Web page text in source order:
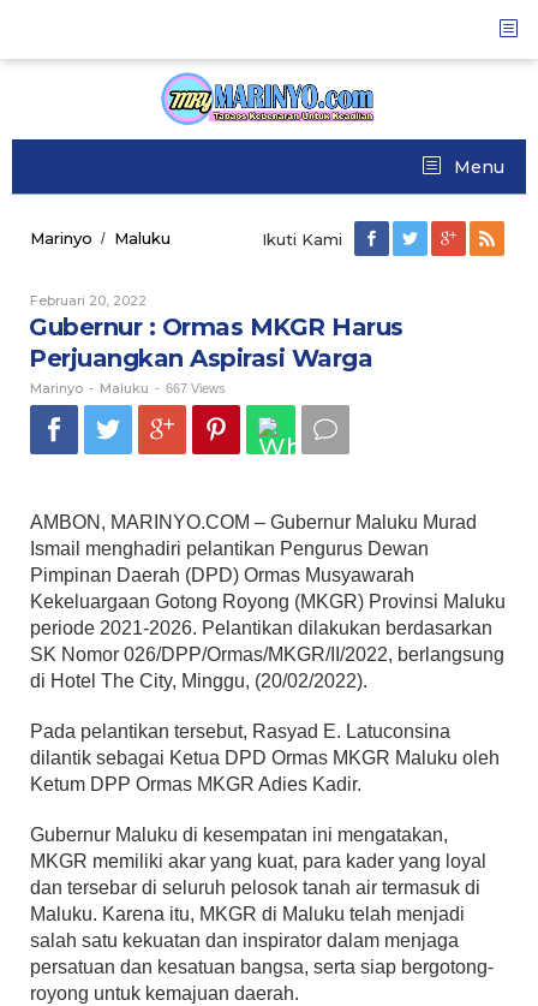
content
Menu
Marinyo / Maluku
Harus
Perjuangkan
Aspirasi
Warga
Ikuti Kami
Februari 20, 2022
Marinyo
Gubernur : Ormas MKGR Harus
Perjuangkan Aspirasi Warga
Marinyo - Maluku - 667 Views
AMBON, MARINYO.COM – Gubernur Maluku Murad
Ismail menghadiri pelantikan Pengurus Dewan
Pimpinan Daerah (DPD) Ormas Musyawarah
Kekeluargaan Gotong Royong (MKGR) Provinsi Maluku
periode 2021-2026. Pelantikan dilakukan berdasarkan
SK Nomor 026/DPP/Ormas/MKGR/II/2022, berlangsung
di Hotel The City, Minggu, (20/02/2022).
Pada pelantikan tersebut, Rasyad E. Latuconsina
dilantik sebagai Ketua DPD Ormas MKGR Maluku oleh
Ketum DPP Ormas MKGR Adies Kadir.
Gubernur Maluku di kesempatan ini mengatakan,
MKGR memiliki akar yang kuat, para kader yang loyal
dan tersebar di seluruh pelosok tanah air termasuk di
Maluku. Karena itu, MKGR di Maluku telah menjadi
salah satu kekuatan dan inspirator dalam menjaga
persatuan dan kesatuan bangsa, serta siap bergotong-
royong untuk kemajuan daerah.